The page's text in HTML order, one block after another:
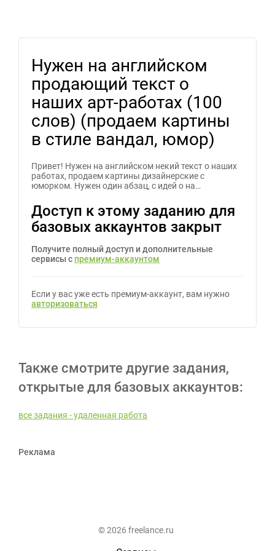
Нужен на английском
продающий текст о
наших арт-работах (100
слов) (продаем картины
в стиле вандал, юмор)
Привет! Нужен на английском некий текст о наших
работах, продаем картины дизайнерские с
юморком. Нужен один абзац, с идей о на…
Доступ к этому заданию для
базовых аккаунтов закрыт
Получите полный доступ и дополнительные
сервисы с премиум-аккаунтом
Если у вас уже есть премиум-аккаунт, вам нужно
авторизоваться
Также смотрите другие задания,
открытые для базовых аккаунтов:
все задания - удаленная работа
Реклама
© 2026 freelance.ru